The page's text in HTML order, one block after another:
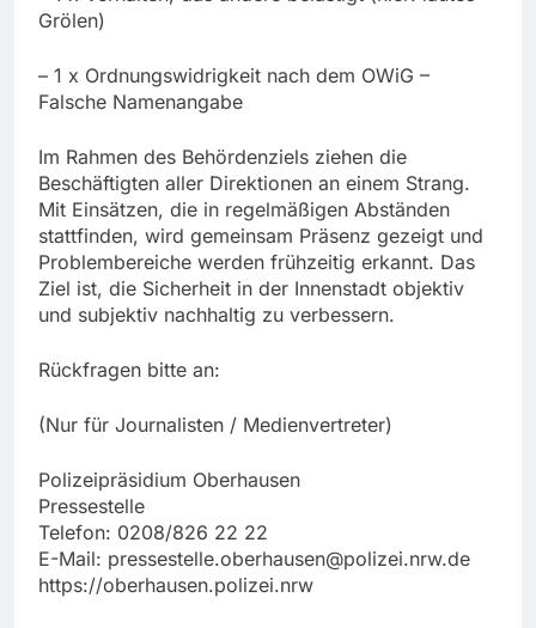
Grölen)
– 1 x Ordnungswidrigkeit nach dem OWiG –
Falsche Namenangabe
Im Rahmen des Behördenziels ziehen die
Beschäftigten aller Direktionen an einem Strang.
Mit Einsätzen, die in regelmäßigen Abständen
stattfinden, wird gemeinsam Präsenz gezeigt und
Problembereiche werden frühzeitig erkannt. Das
Ziel ist, die Sicherheit in der Innenstadt objektiv
und subjektiv nachhaltig zu verbessern.
Rückfragen bitte an:
(Nur für Journalisten / Medienvertreter)
Polizeipräsidium Oberhausen
Pressestelle
Telefon: 0208/826 22 22
E-Mail: pressestelle.oberhausen@polizei.nrw.de
https://oberhausen.polizei.nrw